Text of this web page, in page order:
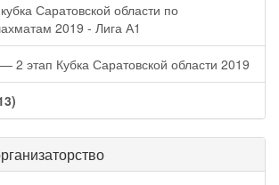
Саратовской области по
2019 - Лига А1
этап Кубка Саратовской области 2019